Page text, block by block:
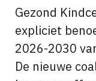
Gezond
expliciet
2026-2030
De nieuwe